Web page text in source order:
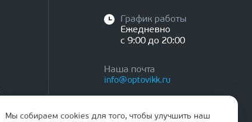
График работы
Ежедневно
с 9:00 до 20:00
Наша почта
info@optovikk.ru
Мы собираем cookies для того, чтобы улучшить наш